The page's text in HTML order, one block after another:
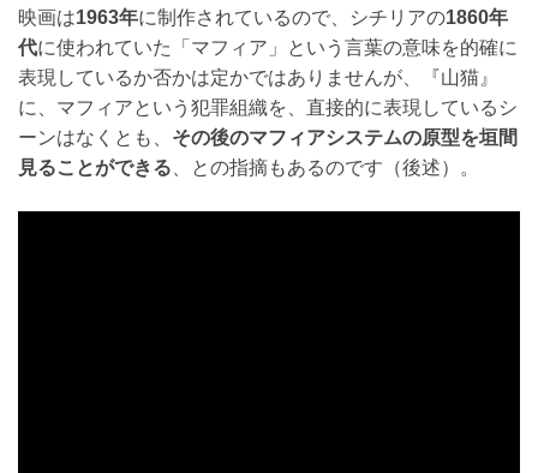
映画は1963年に制作されているので、シチリアの1860年
代に使われていた「マフィア」という言葉の意味を的確に
表現しているか否かは定かではありませんが、『山猫』
に、マフィアという犯罪組織を、直接的に表現しているシ
ーンはなくとも、 その後のマフィアシステムの原型を垣間
見ることができる 、との指摘もあるのです（後述）。